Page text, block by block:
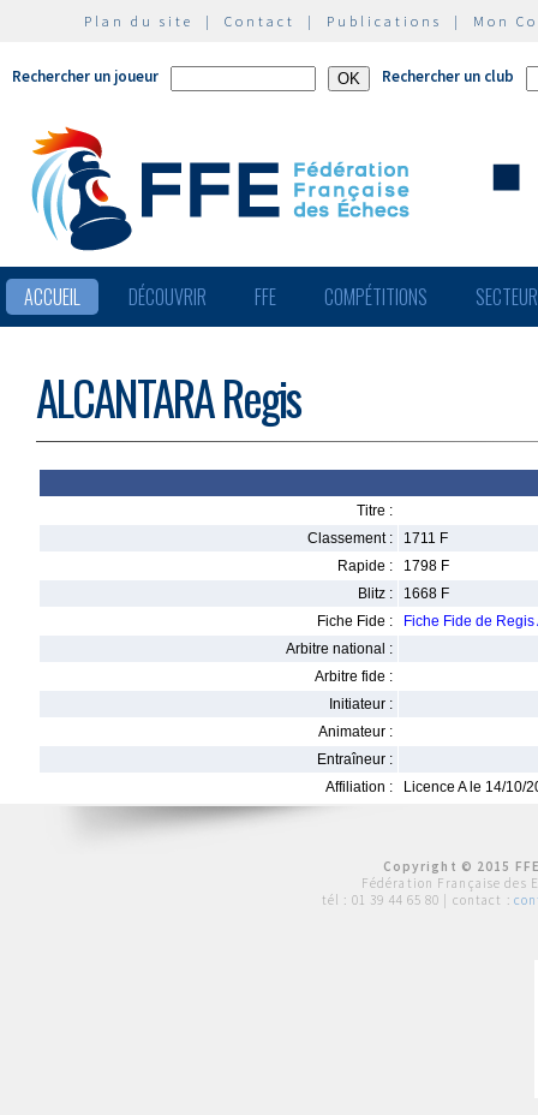
Plan du site | Contact | Publications | Mon
Rechercher un joueur Rechercher un club
ACCUEIL DÉCOUVRIR FFE COMPÉTITIONS
ALCANTARA Regis
Titre :
Classement :
1711 F
Rapide :
1798 F
Blitz :
1668 F
Fiche Fide :
Fiche Fide de Regis
Arbitre national :
Arbitre fide :
Initiateur :
Animateur :
Entraîneur :
Affiliation :
Licence A le 14/10/
Copyright © 2015
Fédération Française des
tél : 01 39 44 65 80 | contact :